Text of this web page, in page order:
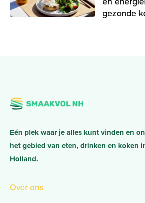
gezonde
Eén plek waar je alles kunt vinden en
het gebied van eten, drinken en koken
Holland.
Over ons